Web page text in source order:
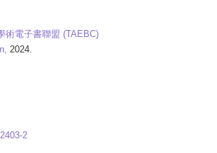
術電子書聯盟 (TAEBC)
2024.
2